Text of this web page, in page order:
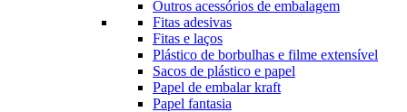
Outros acessórios de embalagem
Fitas adesivas
Fitas e laços
Plástico de borbulhas e filme extensível
Sacos de plástico e papel
Papel de embalar kraft
Papel fantasia